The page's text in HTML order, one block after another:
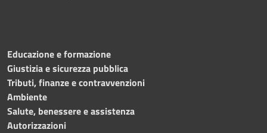
Educazione e formazione
Giustizia e sicurezza pubblica
Tributi, finanze e contravvenzioni
Ambiente
Salute, benessere e assistenza
Autorizzazioni